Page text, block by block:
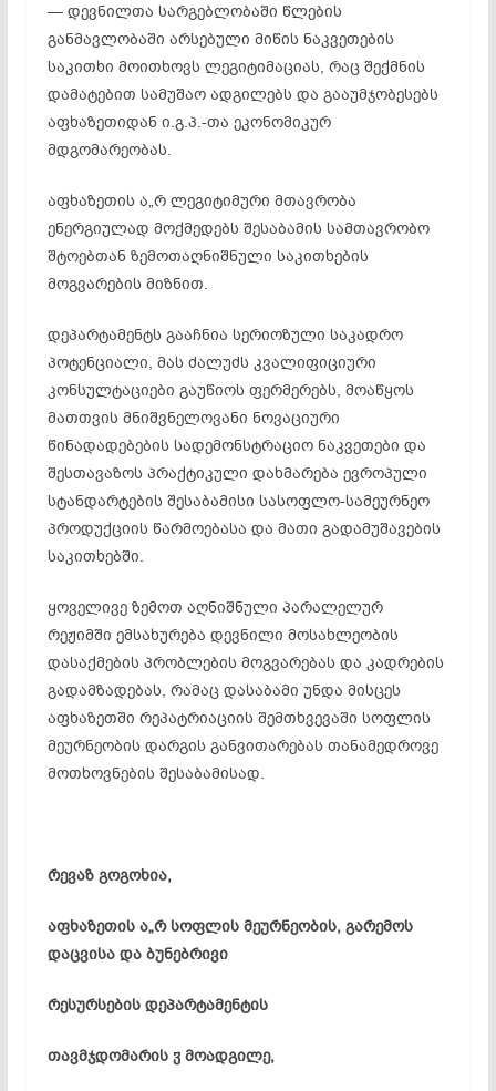
— დევნილთა სარგებლობაში წლების
განმავლობაში არსებული მიწის ნაკვეთების
საკითხი მოითხოვს ლეგიტიმაციას, რაც შექმნის
დამატებით სამუშაო ადგილებს და გააუმჯობესებს
აფხაზეთიდან ი.გ.პ.-თა ეკონომიკურ
მდგომარეობას.
აფხაზეთის ა„რ ლეგიტიმური მთავრობა
ენერგიულად მოქმედებს შესაბამის სამთავრობო
შტოებთან ზემოთაღნიშნული საკითხების
მოგვარების მიზნით.
დეპარტამენტს გააჩნია სერიოზული საკადრო
პოტენციალი, მას ძალუძს კვალიფიციური
კონსულტაციები გაუწიოს ფერმერებს, მოაწყოს
მათთვის მნიშვნელოვანი ნოვაციური
წინადადებების სადემონსტრაციო ნაკვეთები და
შესთავაზოს პრაქტიკული დახმარება ევროპული
სტანდარტების შესაბამისი სასოფლო-სამეურნეო
პროდუქციის წარმოებასა და მათი გადამუშავების
საკითხებში.
ყოველივე ზემოთ აღნიშნული პარალელურ
რეჟიმში ემსახურება დევნილი მოსახლეობის
დასაქმების პრობლების მოგვარებას და კადრების
გადამზადებას, რამაც დასაბამი უნდა მისცეს
აფხაზეთში რეპატრიაციის შემთხვევაში სოფლის
მეურნეობის დარგის განვითარებას თანამედროვე
მოთხოვნების შესაბამისად.
რევაზ გოგოხია,
აფხაზეთის ა„რ სოფლის მეურნეობის, გარემოს
დაცვისა და ბუნებრივი
რესურსების დეპარტამენტის
თავმჯდომარის ჳ მოადგილე,